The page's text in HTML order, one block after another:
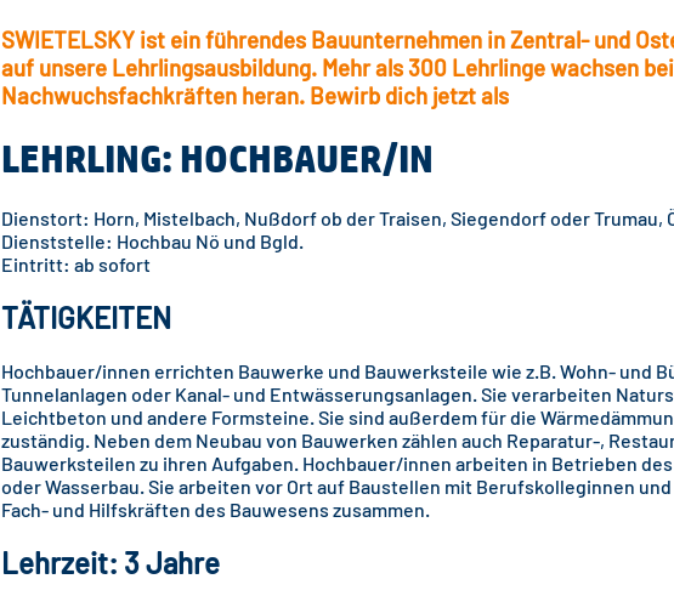
SWIETELSKY ist ein führendes Bauunternehmen in Zentral- und
auf unsere Lehrlingsausbildung. Mehr als 300 Lehrlinge wachsen
Nachwuchsfachkräften heran. Bewirb dich jetzt als
LEHRLING: HOCHBAUER/IN
Dienstort: Horn, Mistelbach, Nußdorf ob der Traisen, Siegendorf oder Trumau,
Dienststelle: Hochbau Nö und Bgld.
Eintritt: ab sofort
TÄTIGKEITEN
Hochbauer/innen errichten Bauwerke und Bauwerksteile wie z.B. Wohn- und
Tunnelanlagen oder Kanal- und Entwässerungsanlagen. Sie verarbeiten
Leichtbeton und andere Formsteine. Sie sind außerdem für die
zuständig. Neben dem Neubau von Bauwerken zählen auch Reparatur-,
Bauwerksteilen zu ihren Aufgaben. Hochbauer/innen arbeiten in Betrieben
oder Wasserbau. Sie arbeiten vor Ort auf Baustellen mit Berufskolleginnen
Fach- und Hilfskräften des Bauwesens zusammen.
Lehrzeit: 3 Jahre